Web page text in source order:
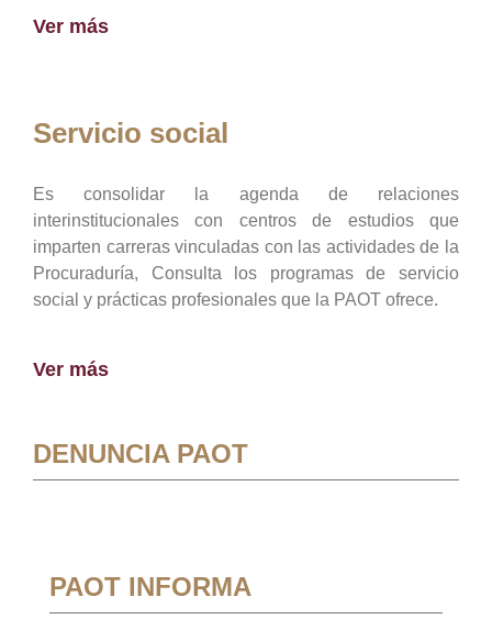
Ver más
Servicio social
Es consolidar la agenda de relaciones
interinstitucionales con centros de estudios que
imparten carreras vinculadas con las actividades de la
Procuraduría, Consulta los programas de servicio
social y prácticas profesionales que la PAOT ofrece.
Ver más
DENUNCIA PAOT
PAOT INFORMA